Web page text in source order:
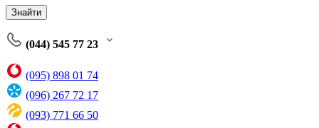
Знайти
(044) 545 77 23
(095) 898 01 74
(096) 267 72 17
(093) 771 66 50